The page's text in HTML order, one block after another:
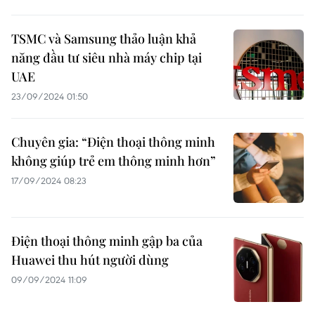
TSMC và Samsung thảo luận khả
năng đầu tư siêu nhà máy chip tại
UAE
23/09/2024 01:50
Chuyên gia: “Điện thoại thông minh
không giúp trẻ em thông minh hơn”
17/09/2024 08:23
Điện thoại thông minh gập ba của
Huawei thu hút người dùng
09/09/2024 11:09